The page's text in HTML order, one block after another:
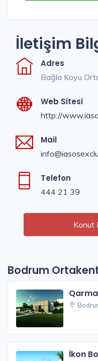
İletişim
Adres
Bağla Koyu
Web Sitesi
http://
Mail
Telefon
444 21 39
Konut
Bodrum
İkon